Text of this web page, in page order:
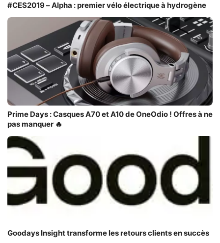
#CES2019 – Alpha : premier vélo électrique à hydrogène
Prime Days : Casques A70 et A10 de OneOdio ! Offres à ne
pas manquer 🔥
Goodays Insight transforme les retours clients en succès